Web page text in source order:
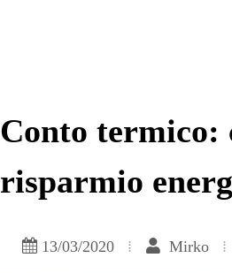
Conto termico:
risparmio
13/03/2020 Mirko